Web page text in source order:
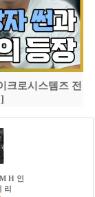
크로시스템즈 전